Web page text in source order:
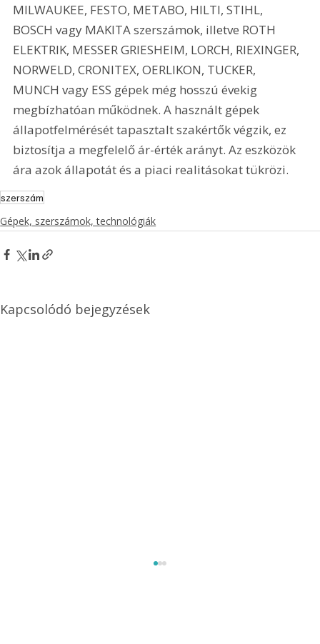
MILWAUKEE, FESTO, METABO, HILTI, STIHL,
BOSCH vagy MAKITA szerszámok, illetve ROTH
ELEKTRIK, MESSER GRIESHEIM, LORCH, RIEXINGER,
NORWELD, CRONITEX, OERLIKON, TUCKER,
MUNCH vagy ESS gépek még hosszú évekig
megbízhatóan működnek. A használt gépek
állapotfelmérését tapasztalt szakértők végzik, ez
biztosítja a megfelelő ár-érték arányt. Az eszközök
ára azok állapotát és a piaci realitásokat tükrözi.
szerszám
Gépek, szerszámok, technológiák
Kapcsolódó bejegyzések